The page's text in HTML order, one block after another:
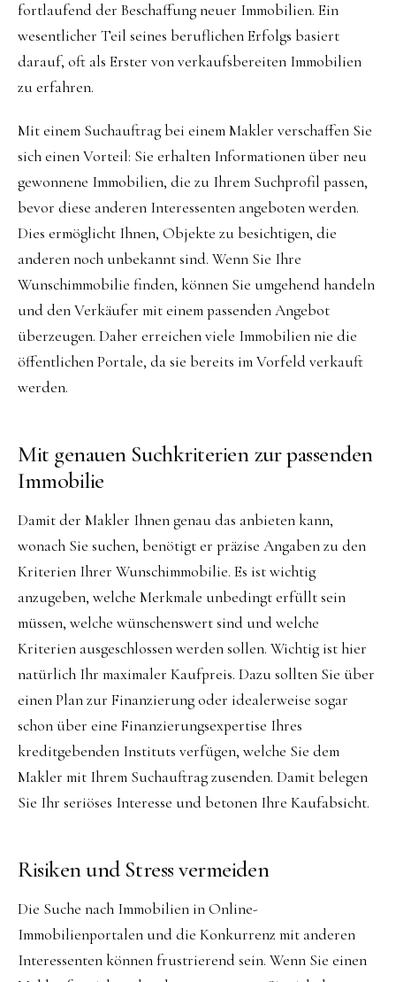
fortlaufend der Beschaffung neuer Immobilien. Ein
wesentlicher Teil seines beruflichen Erfolgs basiert
darauf, oft als Erster von verkaufsbereiten Immobilien
zu erfahren.
Mit einem Suchauftrag bei einem Makler verschaffen Sie
sich einen Vorteil: Sie erhalten Informationen über neu
gewonnene Immobilien, die zu Ihrem Suchprofil passen,
bevor diese anderen Interessenten angeboten werden.
Dies ermöglicht Ihnen, Objekte zu besichtigen, die
anderen noch unbekannt sind. Wenn Sie Ihre
Wunschimmobilie finden, können Sie umgehend handeln
und den Verkäufer mit einem passenden Angebot
überzeugen. Daher erreichen viele Immobilien nie die
öffentlichen Portale, da sie bereits im Vorfeld verkauft
werden.
Mit genauen Suchkriterien zur passenden
Immobilie
Damit der Makler Ihnen genau das anbieten kann,
wonach Sie suchen, benötigt er präzise Angaben zu den
Kriterien Ihrer Wunschimmobilie. Es ist wichtig
anzugeben, welche Merkmale unbedingt erfüllt sein
müssen, welche wünschenswert sind und welche
Kriterien ausgeschlossen werden sollen. Wichtig ist hier
natürlich Ihr maximaler Kaufpreis. Dazu sollten Sie über
einen Plan zur Finanzierung oder idealerweise sogar
schon über eine Finanzierungsexpertise Ihres
kreditgebenden Instituts verfügen, welche Sie dem
Makler mit Ihrem Suchauftrag zusenden. Damit belegen
Sie Ihr seriöses Interesse und betonen Ihre Kaufabsicht.
Risiken und Stress vermeiden
Die Suche nach Immobilien in Online-
Immobilienportalen und die Konkurrenz mit anderen
Interessenten können frustrierend sein. Wenn Sie einen